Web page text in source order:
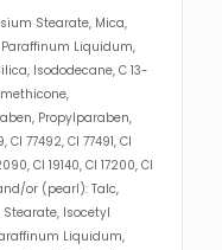
Stearate, Mica,
Liquidum,
Isododecane, C 13-
Propylparaben,
CI 77492, CI 77491, CI
CI 19140, CI 17200, CI
or (pearl): Talc,
Isocetyl
Liquidum,